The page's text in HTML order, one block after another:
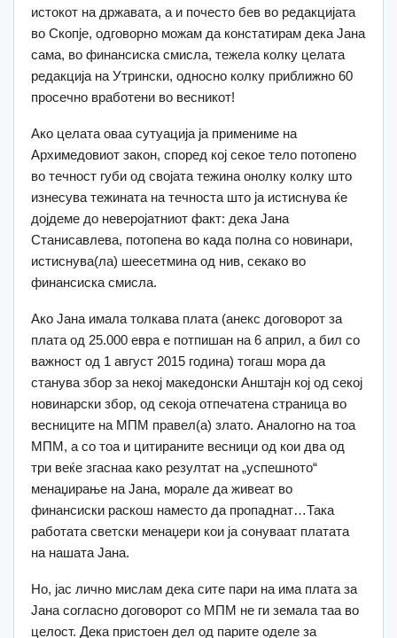
истокот на државата, а и почесто бев во редакцијата
во Скопје, одговорно можам да констатирам дека Јана
сама, во финансиска смисла, тежела колку целата
редакција на Утрински, односно колку приближно 60
просечно вработени во весникот!
Ако целата оваа сутуација ја примениме на
Архимедовиот закон, според кој секое тело потопено
во течност губи од својата тежина онолку колку што
изнесува тежината на течноста што ја истиснува ќе
дојдеме до неверојатниот факт: дека Јана
Станисавлева, потопена во када полна со новинари,
истиснува(ла) шеесетмина од нив, секако во
финансиска смисла.
Ако Јана имала толкава плата (анекс договорот за
плата од 25.000 евра е потпишан на 6 април, а бил со
важност од 1 август 2015 година) тогаш мора да
станува збор за некој македонски Анштајн кој од секој
новинарски збор, од секоја отпечатена страница во
весниците на МПМ правел(а) злато. Аналогно на тоа
МПМ, а со тоа и цитираните весници од кои два од
три веќе згаснаа како резултат на „успешното“
менаџирање на Јана, морале да живеат во
финансиски раскош наместо да пропаднат…Така
работата светски менаџери кои ја сонуваат платата
на нашата Јана.
Но, јас лично мислам дека сите пари на има плата за
Јана согласно договорот со МПМ не ги земала таа во
целост. Дека пристоен дел од парите оделе за